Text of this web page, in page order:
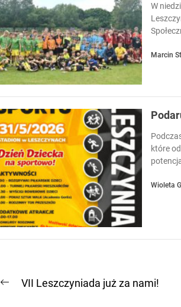
W
Marcin
które
Wioleta
Nawigacja
Previous
VII Leszczyniada już za nami!